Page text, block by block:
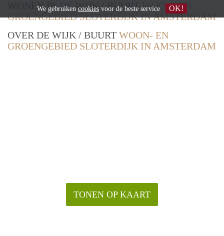
WONEN IN DE WIJK / BUURTWOON- EN
GROENGEBIED SLOTERDIJK IN AMSTERDAM
OVER DE WIJK / BUURT WOON- EN
GROENGEBIED SLOTERDIJK IN AMSTERDAM
TONEN OP KAART
We gebruiken cookies voor de beste service OK!